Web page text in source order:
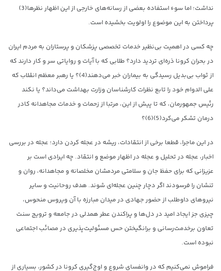
نداشت؛ اما سوء استفاده بعضی از رسانه‌های خارجی از این اظهار نظرها(3)
پرداختن به این موضوع را اولویت بخشیده است.
چه کسی در اهمیت بی‌نظیر خدمات تخصصی پزشکان و پرستاران به مردم ایران
در بحران کرونا ذره‌ای تردید دارد؟ طلابی که با آیات و روایاتی سر و کار دارند که
از ثواب بی‌بدیل رسیدگی به بیماران خبر می‌دهند(4)؟ یا رهبر معظم انقلاب که
علی الدوام خود را تابع نظرات کارشناسان وزارت بهداشت می‌داند؟ یا نکند
رئیس جمهورمان، که تا پیش از این، مرتبا از زحمات و خدمات مجاهدانه کادر
درمان تشکر می‌کرد(5)(6)؟
در این ماجرا، قطعا برخی از انتقادات، ریشه در عجله کردن دارد؛ عجله در بررسی
اخبار، عجله در تحلیل و عجله در اظهار موضع و انتقاد. چه ایرادی است بر
عزیزانی که برای حفظ جان و سلامتی مردمشان مخلصانه و مجاهدانه، روان و
تنشان را فرسودند اگر دچار چنین عجله‌ای شوند. هدف روحانیت و سایر
نیروهای داوطلب از حضور جهادی در میدان مبارزه با آن ویروس منحوس،
چیزی جز ایجاد امید در دل‌ها و پراکندن عطر همدلی در جامعه و ترویج سنت
تعاون برخدمت‌رسانی و برانگیختن حس مسئولیت‌پذیری در مصائب اجتماعی
نبوده است.
فراموش نمی‌کنیم که در وانفسای شروع و اوج‌گیری کرونا در کشور، بسیاری از